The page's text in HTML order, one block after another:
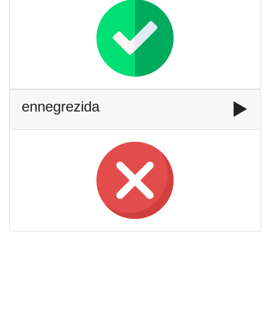
ennegrezida ▶️